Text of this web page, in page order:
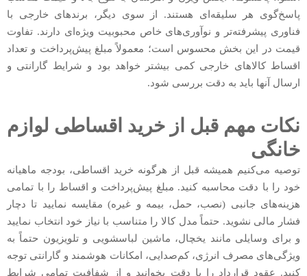
پاسخ‌گوی هر سلیقه‌ای هستند. از سوی دیگر، برندهای خارجی با
فناوری پیشرفته‌تر و نوآوری‌های خاص محبوبیت ویژه‌ای دارند. تفاوت
قیمت در این بخش محسوس است؛ معمولاً مبلغ پیش‌پرداخت و تعداد
اقساط کالاهای خارجی کمی بیشتر خواهد بود و شرایط گارانتی و
ارسال آنها باید به دقت بررسی شود.
نکات مهم قبل از خرید اقساطی لوازم
خانگی
توصیه می‌کنیم همیشه قبل از هرگونه خرید اقساطی، بودجه ماهیانه
خود را با دقت محاسبه کنید. مبلغ پیش‌پرداخت و اقساط را با تمامی
هزینه‌های جانبی (نصب، حمل، بیمه و غیره) مقایسه نمایید تا دچار
فشار مالی نشوید. حتماً مدل کالا را متناسب با نیاز خود انتخاب نمایید
و برای وسایلی مانند یخچال، ماشین لباسشویی و تلویزیون حتماً به
ویژگی‌های مصرف انرژی، کم‌صدایی، امکانات هوشمند و گارانتی توجه
کنید. عقود قرارداد را با دقت بخوانید و از شفافیت تمامی شرایط